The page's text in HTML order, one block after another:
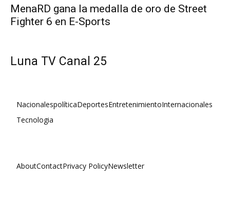
MenaRD gana la medalla de oro de Street
Fighter 6 en E-Sports
Luna TV Canal 25
NacionalespolíticaDeportesEntretenimientoInternacionales
Tecnologia
AboutContactPrivacy PolicyNewsletter